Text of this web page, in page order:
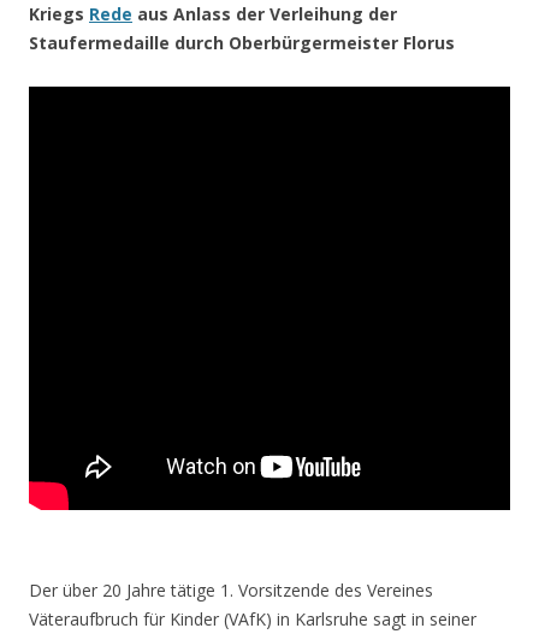
Kriegs Rede aus Anlass der Verleihung der
Staufermedaille durch Oberbürgermeister Florus
Der über 20 Jahre tätige 1. Vorsitzende des Vereines
Väteraufbruch für Kinder (VAfK) in Karlsruhe sagt in seiner